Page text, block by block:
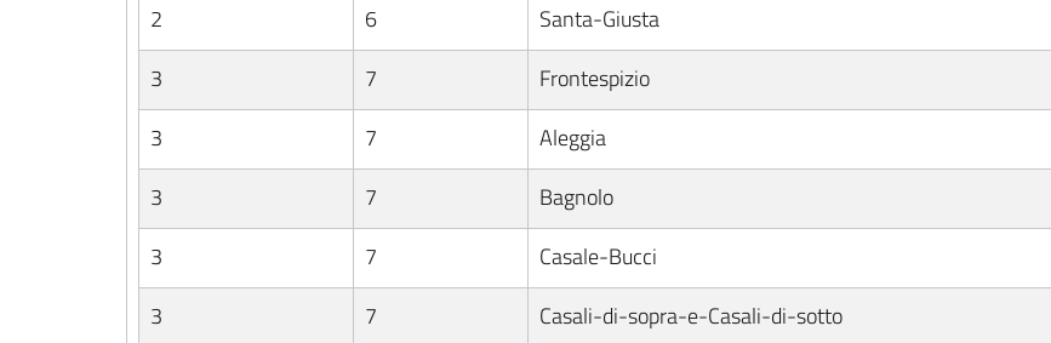
2
6
Santa-Giusta
3
7
Frontespizio
3
7
Aleggia
3
7
Bagnolo
3
7
Casale-Bucci
3
7
Casali-di-sopra-e-Casali-di-sotto